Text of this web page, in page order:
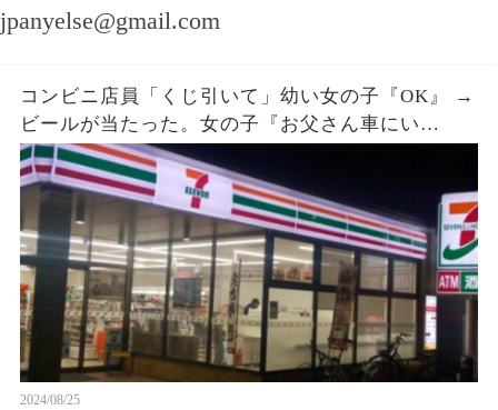
jpanyelse@gmail.com
コンビニ店員「くじ引いて」幼い女の子『OK』 →
ビールが当たった。女の子『お父さん車にい
て…』店員「呼んできて」 → しばらくすると、鼻
ヂを押さえた女の子が再入店してきて…
2024/08/25